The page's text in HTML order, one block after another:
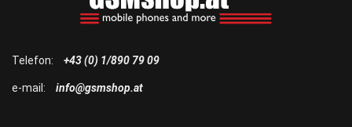
Telefon: +43 (0) 1/890 79 09
e-mail: info@gsmshop.at